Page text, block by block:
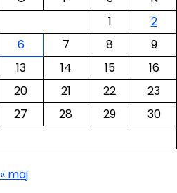
1
2
6 7 8
9
13 14 15
16
20 21 22
23
27 28 29
30
« maj